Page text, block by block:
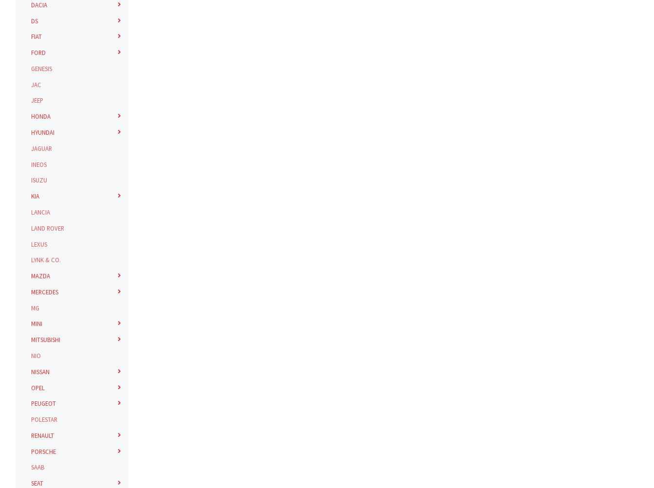
DACIA
DS
FIAT
FORD
GENESIS
JAC
JEEP
HONDA
HYUNDAI
JAGUAR
INEOS
ISUZU
KIA
LANCIA
LAND ROVER
LEXUS
LYNK & CO.
MAZDA
MERCEDES
MG
MINI
MITSUBISHI
NIO
NISSAN
OPEL
PEUGEOT
POLESTAR
RENAULT
PORSCHE
SAAB
SEAT